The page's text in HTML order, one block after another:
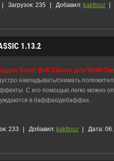
| Загрузок: 235 | Добавил: kakttooz |
1.13.2
Smart Buff Classic для WoW
накладывать/снимать
С его помощью легко можно
в баффах/дебаффах.
233 | Добавил: kakttooz | Дата: